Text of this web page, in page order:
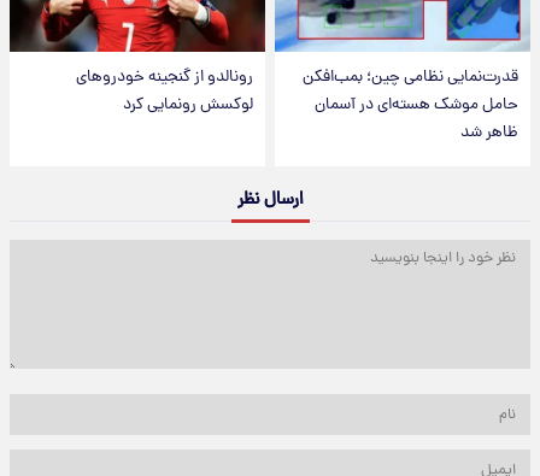
قدرت‌نمایی نظامی چین؛ بمب‌افکن
حامل موشک هسته‌ای در آسمان
ظاهر شد
رونالدو از گنجینه خودروهای
لوکسش رونمایی کرد
ارسال نظر